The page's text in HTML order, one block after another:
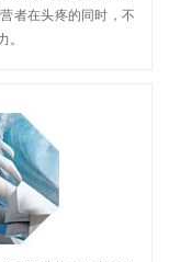
者在头疼的同时，不
。